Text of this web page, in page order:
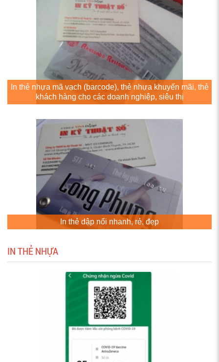
In thẻ nhựa mã vạch (barcode), thẻ nhựa khuyến mãi, thẻ
khách hàng cho các doanh nghiệp, siêu thị
In thẻ dập nổi nhanh, rẻ, đẹp
IN THẺ NHỰA